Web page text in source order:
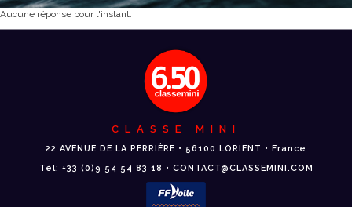
Aucune réponse pour l'instant.
CLASSE MINI
22 AVENUE DE LA PERRIÈRE • 56100 LORIENT • France
Tél: +33 (0)9 54 54 83 18 • CONTACT@CLASSEMINI.COM